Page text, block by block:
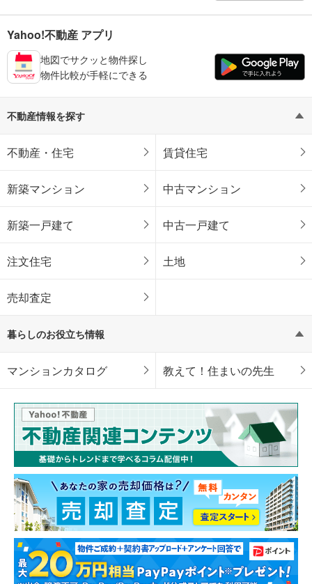
Yahoo!不動産 アプリ
地図でサクッと物件探し
物件比較が手軽にできる
不動産情報を探す
不動産・住宅 賃貸住宅
新築マンション 中古マンション
新築一戸建て 中古一戸建て
注文住宅 土地
売却査定
暮らしのお役立ち情報
マンションカタログ 教えて！住まいの先生